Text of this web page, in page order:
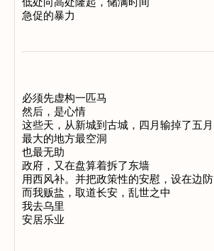
必须先虚构一匹马
然后，是心情
这些天，从新城到古城，四月输掉了五月
最大的地方最空洞
也最无助
政府，又在盘算着拆了东墙
用西风补。并把政策性的安慰，设在边防
而我贩盐，取道长安，乱世之中
我去乌里